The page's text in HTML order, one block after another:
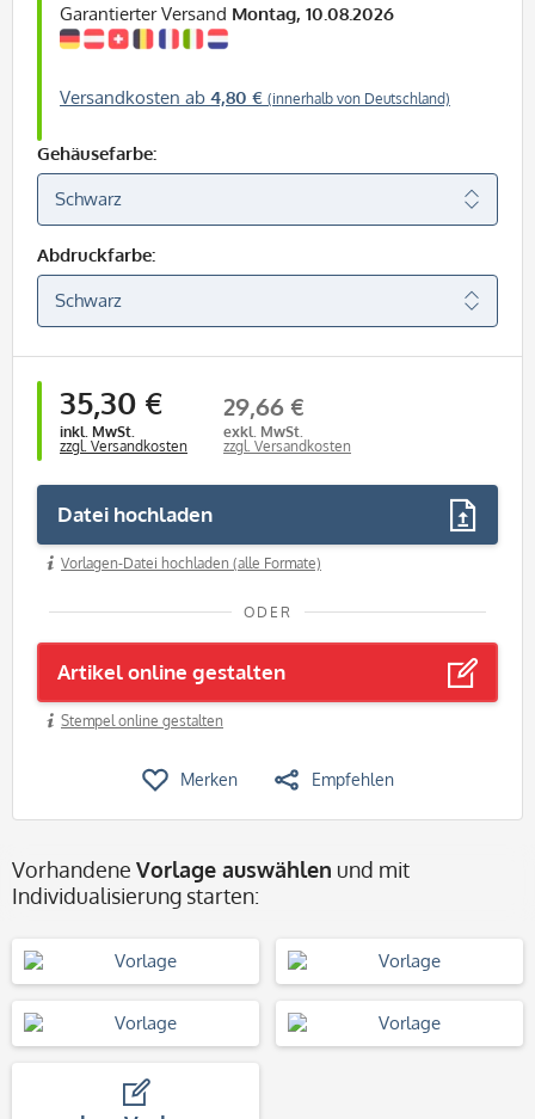
Garantierter Versand Montag, 10.08.2026
Versandkosten ab 4,80 € (innerhalb von Deutschland)
Gehäusefarbe:
Abdruckfarbe:
35,30 €
inkl. MwSt.
zzgl. Versandkosten
29,66 €
exkl. MwSt.
zzgl. Versandkosten
Datei hochladen
Vorlagen-Datei hochladen (alle Formate)
ODER
Artikel online gestalten
Stempel online gestalten
Merken Empfehlen
Vorhandene Vorlage auswählen und mit
Individualisierung starten: